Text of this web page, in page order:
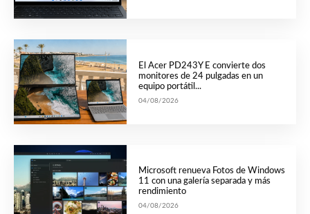
El Acer PD243Y E convierte dos
monitores de 24 pulgadas en un
equipo portátil...
04/08/2026
Microsoft renueva Fotos de Windows
11 con una galería separada y más
rendimiento
04/08/2026